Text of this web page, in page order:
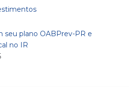
seu plano OABPrev-PR e
no IR